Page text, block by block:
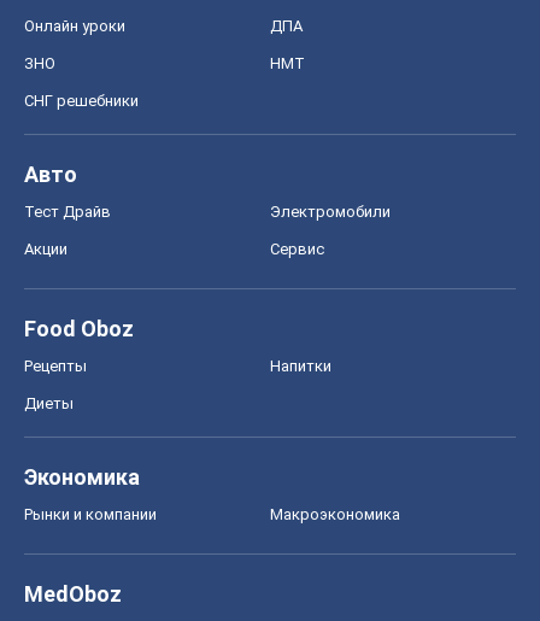
Онлайн уроки ДПА
ЗНО НМТ
СНГ решебники
Авто
Тест Драйв Электромобили
Акции Сервис
Food Oboz
Рецепты Напитки
Диеты
Экономика
Рынки и компании Mакроэкономика
MedOboz